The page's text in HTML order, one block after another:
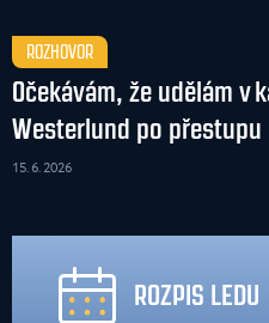
ROZHOVOR
Očekávám, že udělám v
Westerlund po přestupu
15. 6. 2026
ROZPIS LEDU